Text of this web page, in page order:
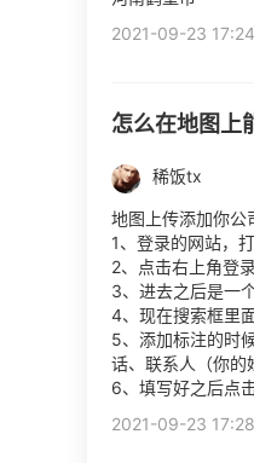
2021-09-23
怎么在地图上
稀饭tx
地图上传添加你公
1、登录的网站，打
2、点击右上角登
3、进去之后是一
4、现在搜索框里
5、添加标注的时
话、联系人（你的
6、填写好之后点
2021-09-23